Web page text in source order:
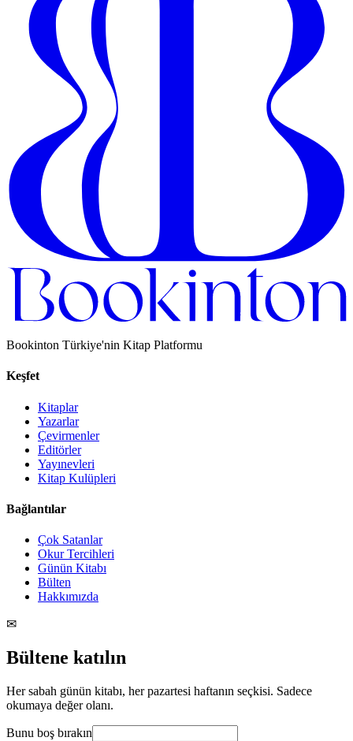
Bookinton Türkiye'nin Kitap Platformu
Keşfet
Kitaplar
Yazarlar
Çevirmenler
Editörler
Yayınevleri
Kitap Kulüpleri
Bağlantılar
Çok Satanlar
Okur Tercihleri
Günün Kitabı
Bülten
Hakkımızda
✉
Bültene katılın
Her sabah günün kitabı, her pazartesi haftanın seçkisi. Sadece
okumaya değer olanı.
Bunu boş bırakın